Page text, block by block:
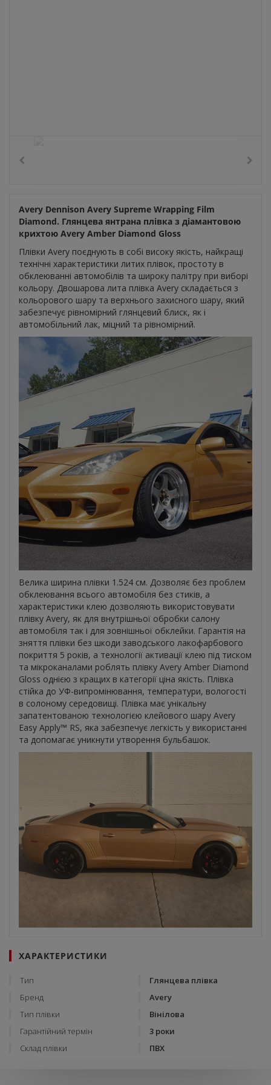
Avery Dennison Avery Supreme Wrapping Film
Diamond. Глянцева янтрана плівка з діамантовою
крихтою Avery Amber Diamond Gloss
Плівки Avery поєднують в собі високу якість, найкращі
технічні характеристики литих плівок, простоту в
обклеюванні автомобілів та широку палітру при виборі
кольору. Двошарова лита плівка Avery складається з
кольорового шару та верхнього захисного шару, який
забезпечує рівномірний глянцевий блиск, як і
автомобільний лак, міцний та рівномірний.
Велика ширина плівки 1.524 см. Дозволяє без проблем
обклеювання всього автомобіля без стиків, а
характеристики клею дозволяють використовувати
плівку Avery, як для внутрішньої обробки салону
автомобіля так і для зовнішньої обклейки. Гарантія на
зняття плівки без шкоди заводського лакофарбового
покриття 5 років, а технології активації клею під тиском
та мікроканалами роблять плівку Avery Amber Diamond
Gloss однією з кращих в категорії ціна якість. Плівка
стійка до УФ-випромінювання, температури, вологості
в солоному середовищі. Плівка має унікальну
запатентованою технологією клейового шару Avery
Easy Apply™ RS, яка забезпечує легкість у використанні
та допомагає уникнути утворення бульбашок.
ХАРАКТЕРИСТИКИ
Тип
Глянцева плівка
Бренд
Avery
Тип плівки
Вінілова
Гарантійний термін
3 роки
Склад плівки
ПВХ